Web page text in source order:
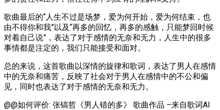
歌曲最后的“人生不过是场梦，爱为何开始，爱为何结束，也
由不得你和我”以及“再多的回忆，再多的感触，只能梦回时候
对着自己说”，表达了对于感情的无奈和无力，人生中的很多
事情都是注定的，我们只能接受和面对。
总的来说，这首歌曲以深情的旋律和歌词，表达了男人在感情
中的无奈和痛苦，反映了社会对于男人在感情中的不公和偏
见，同时也表达了对于感情的无奈和无力。
@@如何评价: 张镐哲《男人错的多》 歌曲作品 –来自歌词AI